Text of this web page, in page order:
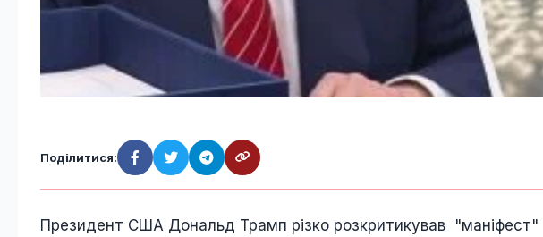
Поділитися:
Президент США Дональд Трамп різко розкритикував "маніфест"